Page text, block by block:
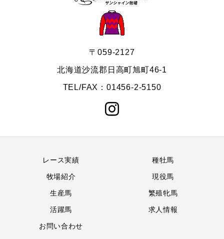
〒059-2127
北海道沙流郡日高町旭町46-1
TEL/FAX：01456-2-5150
レース実績 種牡馬
牧場紹介 現役馬
生産馬 繁殖牝馬
活躍馬 求人情報
お問い合わせ